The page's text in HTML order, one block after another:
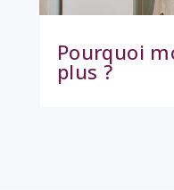
Pourquoi
plus ?